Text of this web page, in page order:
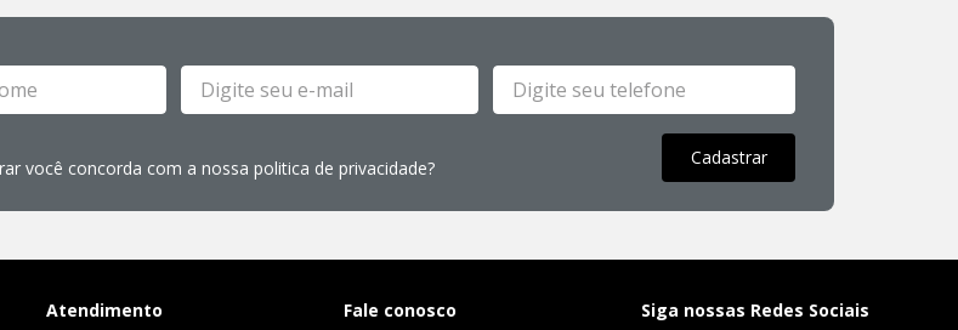
você concorda com a nossa politica de privacidade? Cadastrar
Atendimento
Fale conosco
Siga nossas Redes Sociais